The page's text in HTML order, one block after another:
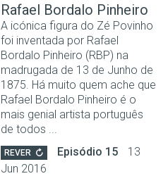
Rafael Bordalo Pinheiro
A icónica figura do Zé Povinho
foi inventada por Rafael
Bordalo Pinheiro (RBP) na
madrugada de 13 de Junho de
1875. Há muito quem ache que
Rafael Bordalo Pinheiro é o
mais genial artista português
de todos ...
REVER Episódio 15
13
Jun 2016